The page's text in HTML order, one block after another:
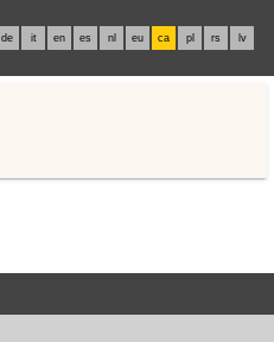
de it en es nl eu ca pl rs lv